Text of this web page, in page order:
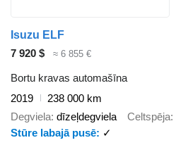
Isuzu ELF
7 920 $
≈ 6 855 €
Bortu kravas automašīna
2019
238 000 km
Degviela dīzeļdegviela Celtspēja
Stūre labajā pusē
✓